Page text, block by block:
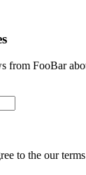
from FooBar
to the our